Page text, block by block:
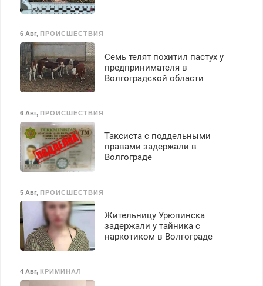
6 Авг, ПРОИСШЕСТВИЯ
Семь телят похитил пастух у
предпринимателя в
Волгоградской области
6 Авг, ПРОИСШЕСТВИЯ
Таксиста с поддельными
правами задержали в
Волгограде
5 Авг, ПРОИСШЕСТВИЯ
Жительницу Урюпинска
задержали у тайника с
наркотиком в Волгограде
4 Авг, КРИМИНАЛ